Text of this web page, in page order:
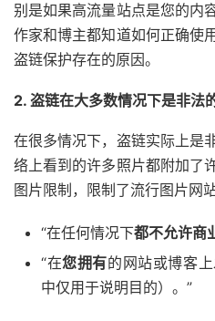
别是如果高流量站点是您的内
作家和博主都知道如何正确使
盗链保护存在的原因。
2. 盗链在大多数情况下是非法
在很多情况下，盗链实际上是
络上看到的许多照片都附加了
图片限制，限制了流行图片网
“在任何情况下都不允许商
“在您拥有的网站或博客
中仅用于说明目的）。”